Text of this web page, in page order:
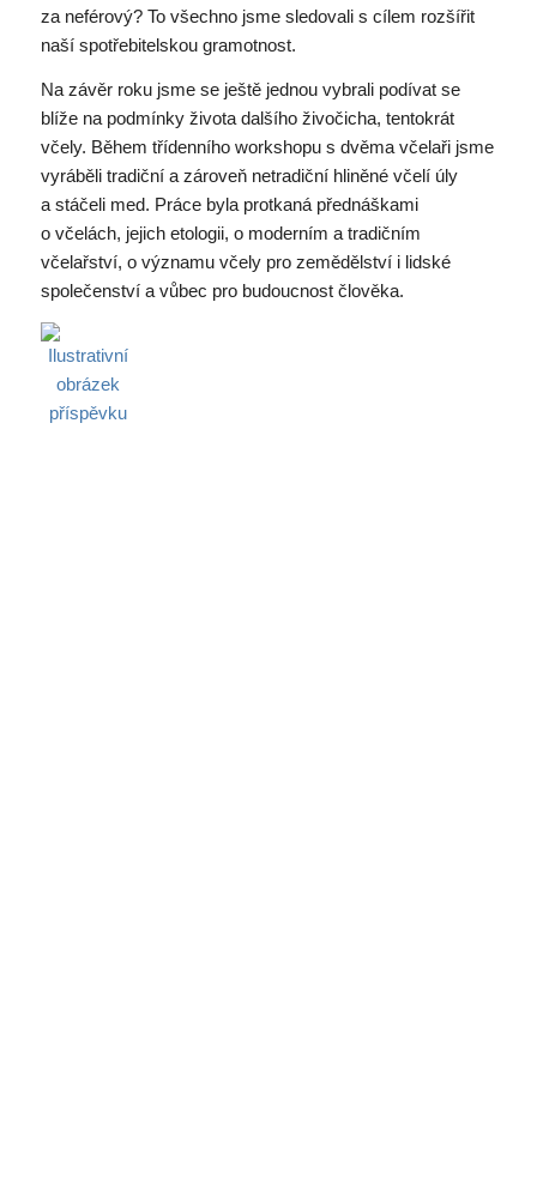
za neférový? To všechno jsme sledovali s cílem rozšířit
naší spotřebitelskou gramotnost.
Na závěr roku jsme se ještě jednou vybrali podívat se
blíže na podmínky života dalšího živočicha, tentokrát
včely. Během třídenního workshopu s dvěma včelaři jsme
vyráběli tradiční a zároveň netradiční hliněné včelí úly
a stáčeli med. Práce byla protkaná přednáškami
o včelách, jejich etologii, o moderním a tradičním
včelařství, o významu včely pro zemědělství i lidské
společenství a vůbec pro budoucnost člověka.